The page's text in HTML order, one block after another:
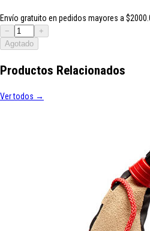
Envío gratuito en pedidos mayores a
−
+
Agotado
Productos Relacionados
Ver todos →